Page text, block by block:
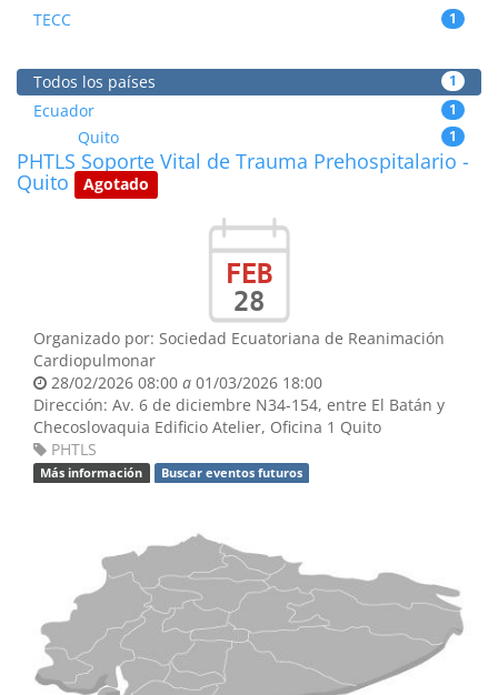
TECC 1
Todos los países 1
Ecuador 1
Quito 1
PHTLS Soporte Vital de Trauma Prehospitalario -
Quito Agotado
FEB
28
Organizado por: Sociedad Ecuatoriana de Reanimación
Cardiopulmonar
28/02/2026 08:00 a 01/03/2026 18:00
Dirección: Av. 6 de diciembre N34-154, entre El Batán y
Checoslovaquia Edificio Atelier, Oficina 1 Quito
PHTLS
Más información Buscar eventos futuros